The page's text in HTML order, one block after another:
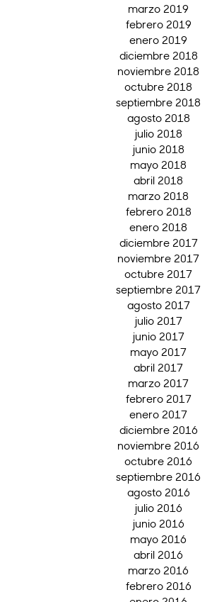
marzo 2019
febrero 2019
enero 2019
diciembre 2018
noviembre 2018
octubre 2018
septiembre 2018
agosto 2018
julio 2018
junio 2018
mayo 2018
abril 2018
marzo 2018
febrero 2018
enero 2018
diciembre 2017
noviembre 2017
octubre 2017
septiembre 2017
agosto 2017
julio 2017
junio 2017
mayo 2017
abril 2017
marzo 2017
febrero 2017
enero 2017
diciembre 2016
noviembre 2016
octubre 2016
septiembre 2016
agosto 2016
julio 2016
junio 2016
mayo 2016
abril 2016
marzo 2016
febrero 2016